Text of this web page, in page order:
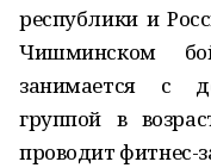
республики и
Чишминском
занимается с
группой в
проводит фитнес-